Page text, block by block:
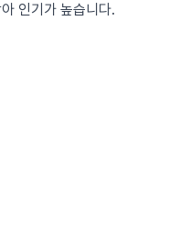
인기가 높습니다.